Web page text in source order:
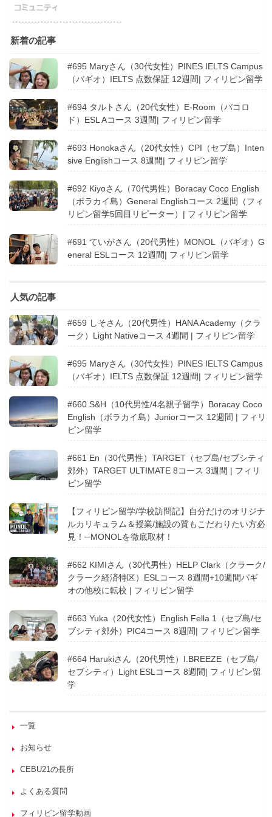
新着の記事
#695 Maryさん（30代女性）PINES IELTS Campus
（バギオ）IELTS 点数保証 12週間| フィリピン留学
#694 タルトさん（20代女性）E-Room（バコロ
ド）ESL Aコース 3週間| フィリピン留学
#693 Honokaさん（20代女性）CPI（セブ島）Inten
sive Englishコース 8週間| フィリピン留学
#692 Kiyoさん（70代男性）Boracay Coco English
（ボラカイ島）General Englishコース 2週間（フィ
リピン留学5回目リピーター）| フィリピン留学
#691 ていがさん（20代男性）MONOL（バギオ）G
eneral ESLコース 12週間| フィリピン留学
人気の記事
#659 しそさん（20代男性）HANA Academy（クラ
ーク）Light Nativeコース 4週間 | フィリピン留学
#695 Maryさん（30代女性）PINES IELTS Campus
（バギオ）IELTS 点数保証 12週間| フィリピン留学
#660 S&H（10代男性/4名親子留学）Boracay Coco
English（ボラカイ島）Juniorコース 12週間 | フィリ
ピン留学
#661 En（30代男性）TARGET（セブ島/セブシティ
郊外）TARGET ULTIMATE 8コース 3週間 | フィリ
ピン留学
【フィリピン留学/学校訪問記】自分だけのオリジナ
ルカリキュラム＆授業/施設の質もこだわりたい方必
見！─MONOLを徹底取材！
#662 KIMIさん（30代男性）HELP Clark（クラーク/
クラーク経済特区）ESLコース 8週間+10週間バギ
オの他校に転校 | フィリピン留学
#663 Yuka（20代女性）English Fella 1（セブ島/セ
ブシティ郊外）PIC4コース 8週間| フィリピン留学
#664 Harukiさん（20代男性）I.BREEZE（セブ島/
セブシティ）Light ESLコース 8週間| フィリピン留
学
一覧
お知らせ
CEBU21の長所
よくある質問
フィリピン留学動画